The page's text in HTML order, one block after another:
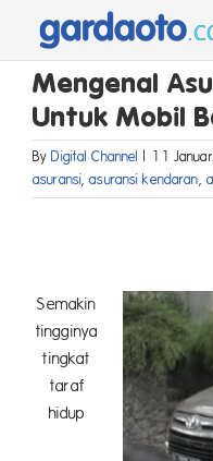
content
Mengenal
Untuk Mobil
By Digital Channel | 11
asuransi,asuransi kendaran,
Semakin
tingginya
tingkat
taraf
hidup